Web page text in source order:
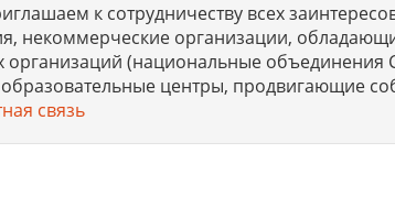
к сотрудничеству всех
некоммерческие организации,
организаций (национальные объединения
центры, продвигающие
связь